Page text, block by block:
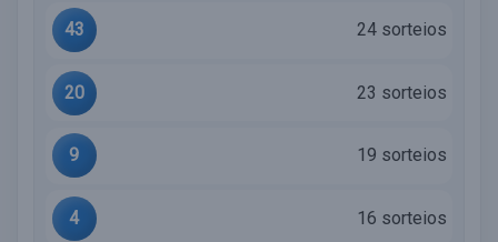
43 24 sorteios
20 23 sorteios
9 19 sorteios
4 16 sorteios